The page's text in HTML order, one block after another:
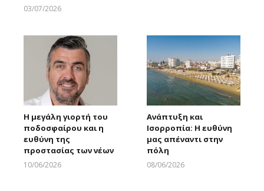
03/07/2026
Η μεγάλη γιορτή του
ποδοσφαίρου και η
ευθύνη της
προστασίας των νέων
10/06/2026
Ανάπτυξη και
Ισορροπία: Η ευθύνη
μας απέναντι στην
πόλη
08/06/2026